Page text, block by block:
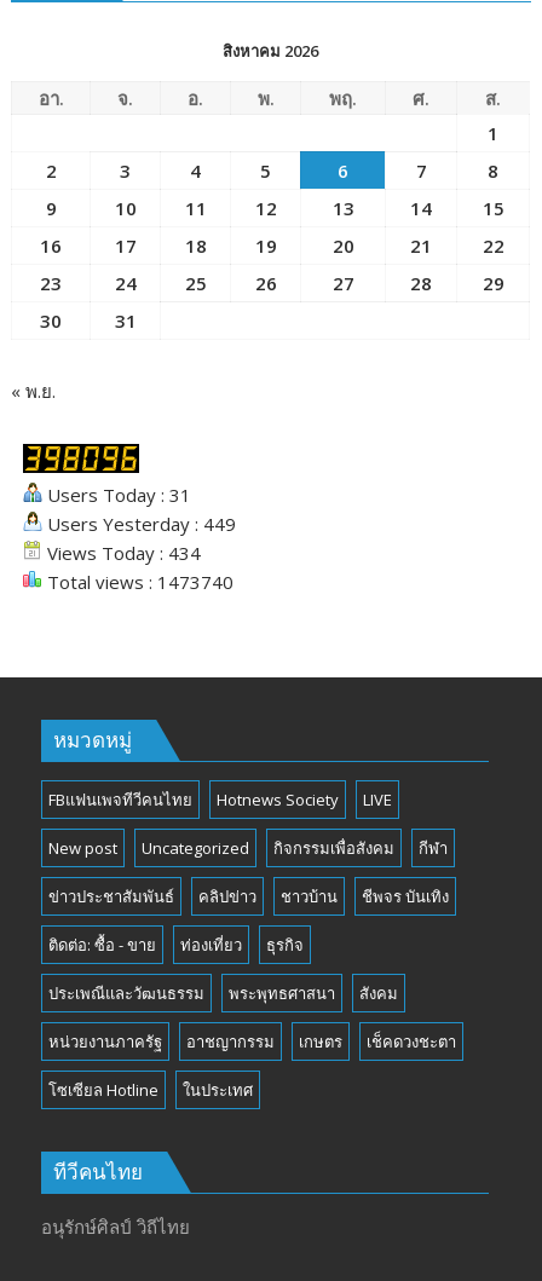
สิงหาคม 2026
อา. จ. อ. พ. พฤ. ศ.
ส.
1
2
3 4 5 6 7
8
9
10 11 12 13 14
15
16
17 18 19 20 21
22
23
24 25 26 27 28
29
30
31
« พ.ย.
Users Today : 31
Users Yesterday : 449
Views Today : 434
Total views : 1473740
หมวดหมู่
FBแฟนเพจทีวีคนไทย Hotnews Society LIVE
New post Uncategorized กิจกรรมเพื่อสังคม กีฬา
ข่าวประชาสัมพันธ์ คลิปข่าว ชาวบ้าน ชีพจร บันเทิง
ติดต่อ: ซื้อ - ขาย ท่องเที่ยว ธุรกิจ
ประเพณีและวัฒนธรรม พระพุทธศาสนา สังคม
หน่วยงานภาครัฐ อาชญากรรม เกษตร เช็คดวงชะตา
โซเซียล Hotline ในประเทศ
ทีวีคนไทย
อนุรักษ์ศิลป์ วิถีไทย